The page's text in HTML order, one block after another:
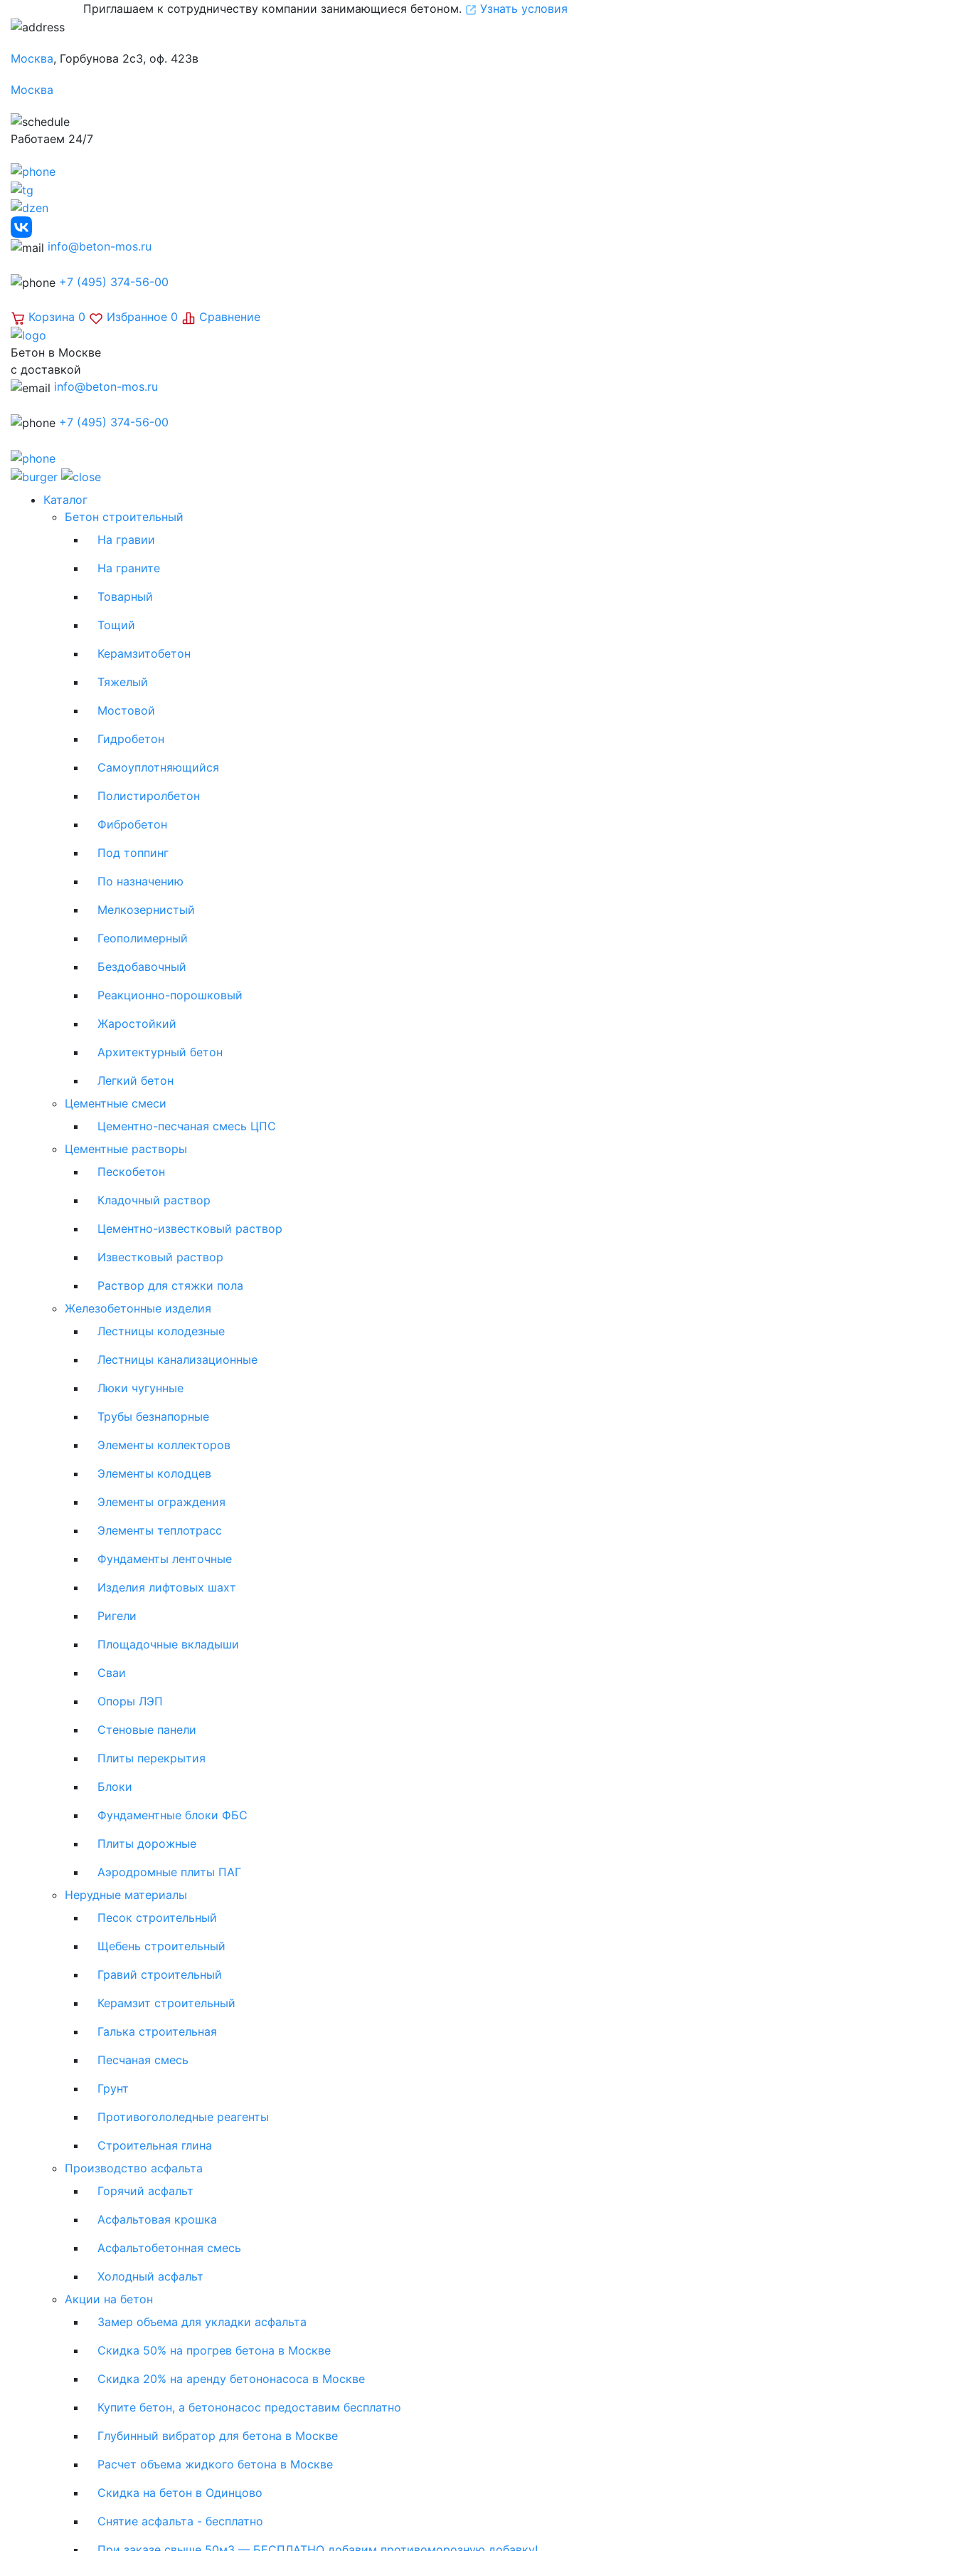
Приглашаем к сотрудничеству компании занимающиеся бетоном. Узнать условия
Москва, Горбунова 2с3, оф. 423в
Москва
Работаем 24/7
info@beton-mos.ru
+7 (495) 374-56-00
Корзина 0 Избранное 0 Сравнение
Бетон в Москве
с доставкой
info@beton-mos.ru
+7 (495) 374-56-00
Каталог
Бетон строительный
На гравии
На граните
Товарный
Тощий
Керамзитобетон
Тяжелый
Мостовой
Гидробетон
Самоуплотняющийся
Полистиролбетон
Фибробетон
Под топпинг
По назначению
Мелкозернистый
Геополимерный
Бездобавочный
Реакционно-порошковый
Жаростойкий
Архитектурный бетон
Легкий бетон
Цементные смеси
Цементно-песчаная смесь ЦПС
Цементные растворы
Пескобетон
Кладочный раствор
Цементно-известковый раствор
Известковый раствор
Раствор для стяжки пола
Железобетонные изделия
Лестницы колодезные
Лестницы канализационные
Люки чугунные
Трубы безнапорные
Элементы коллекторов
Элементы колодцев
Элементы ограждения
Элементы теплотрасс
Фундаменты ленточные
Изделия лифтовых шахт
Ригели
Площадочные вкладыши
Сваи
Опоры ЛЭП
Стеновые панели
Плиты перекрытия
Блоки
Фундаментные блоки ФБС
Плиты дорожные
Аэродромные плиты ПАГ
Нерудные материалы
Песок строительный
Щебень строительный
Гравий строительный
Керамзит строительный
Галька строительная
Песчаная смесь
Грунт
Противогололедные реагенты
Строительная глина
Производство асфальта
Горячий асфальт
Асфальтовая крошка
Асфальтобетонная смесь
Холодный асфальт
Акции на бетон
Замер объема для укладки асфальта
Скидка 50% на прогрев бетона в Москве
Скидка 20% на аренду бетононасоса в Москве
Купите бетон, а бетононасос предоставим бесплатно
Глубинный вибратор для бетона в Москве
Расчет объема жидкого бетона в Москве
Скидка на бетон в Одинцово
Снятие асфальта - бесплатно